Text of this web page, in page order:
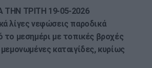
ΤΗΝ ΤΡΙΤΗ 19-05-2026
λίγες νεφώσεις παροδικά
το μεσημέρι με τοπικές βροχές
καταιγίδες, κυρίως